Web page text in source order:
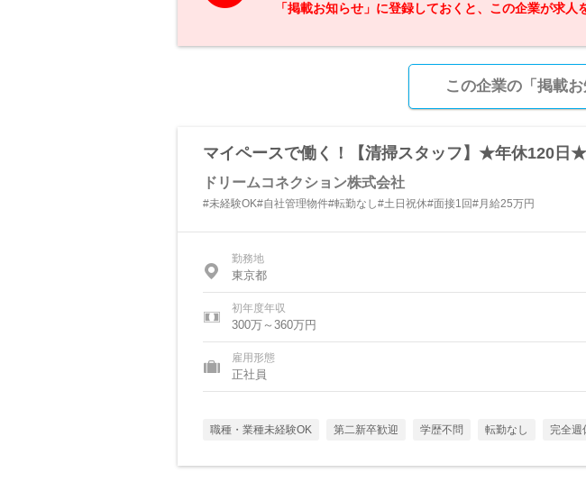
「掲載お知らせ」に登録しておくと、この企業が求人
この企業の「掲載
マイペースで働く！【清掃スタッフ】★年休120日
ドリームコネクション株式会社
#未経験OK#自社管理物件#転勤なし#土日祝休#面接1回#月給25万円
勤務地
東京都
初年度年収
300万～360万円
雇用形態
正社員
職種・業種未経験OK 第二新卒歓迎 学歴不問 転勤なし 完全週